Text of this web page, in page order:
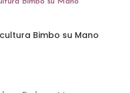
Bimbo su Mano